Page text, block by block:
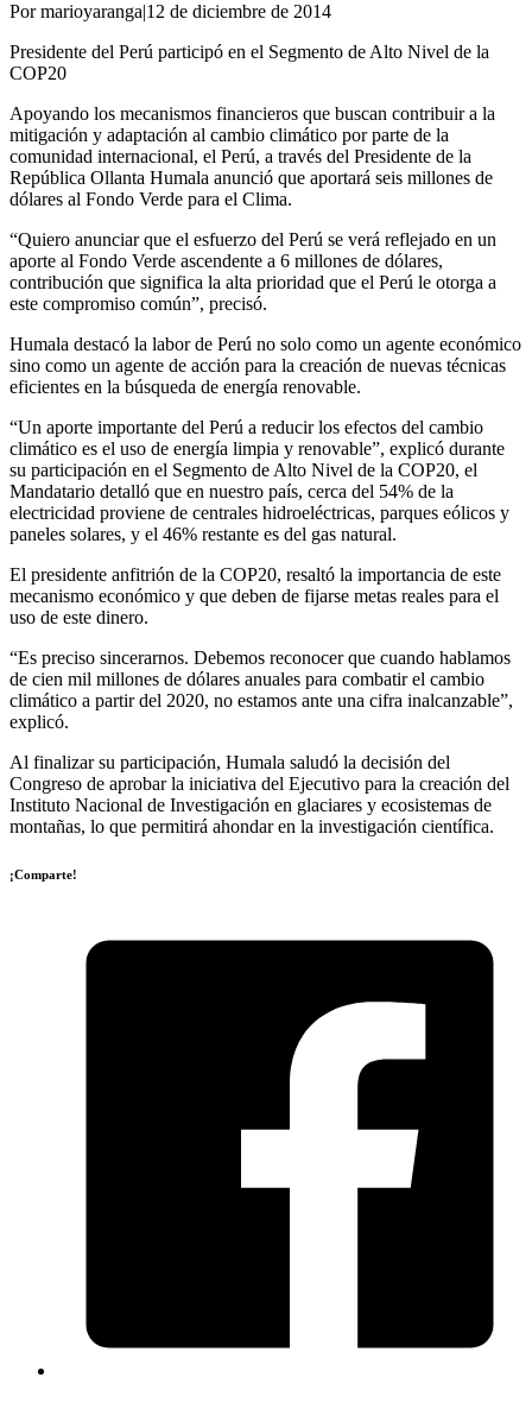
Por marioyaranga|12 de diciembre de 2014
Presidente del Perú participó en el Segmento de Alto Nivel de la
COP20
Apoyando los mecanismos financieros que buscan contribuir a la
mitigación y adaptación al cambio climático por parte de la
comunidad internacional, el Perú, a través del Presidente de la
República Ollanta Humala anunció que aportará seis millones de
dólares al Fondo Verde para el Clima.
“Quiero anunciar que el esfuerzo del Perú se verá reflejado en un
aporte al Fondo Verde ascendente a 6 millones de dólares,
contribución que significa la alta prioridad que el Perú le otorga a
este compromiso común”, precisó.
Humala destacó la labor de Perú no solo como un agente económico
sino como un agente de acción para la creación de nuevas técnicas
eficientes en la búsqueda de energía renovable.
“Un aporte importante del Perú a reducir los efectos del cambio
climático es el uso de energía limpia y renovable”, explicó durante
su participación en el Segmento de Alto Nivel de la COP20, el
Mandatario detalló que en nuestro país, cerca del 54% de la
electricidad proviene de centrales hidroeléctricas, parques eólicos y
paneles solares, y el 46% restante es del gas natural.
El presidente anfitrión de la COP20, resaltó la importancia de este
mecanismo económico y que deben de fijarse metas reales para el
uso de este dinero.
“Es preciso sincerarnos. Debemos reconocer que cuando hablamos
de cien mil millones de dólares anuales para combatir el cambio
climático a partir del 2020, no estamos ante una cifra inalcanzable”,
explicó.
Al finalizar su participación, Humala saludó la decisión del
Congreso de aprobar la iniciativa del Ejecutivo para la creación del
Instituto Nacional de Investigación en glaciares y ecosistemas de
montañas, lo que permitirá ahondar en la investigación científica.
¡Comparte!